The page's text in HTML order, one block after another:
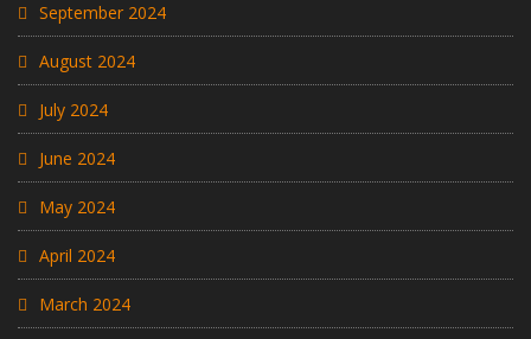
September 2024
August 2024
July 2024
June 2024
May 2024
April 2024
March 2024